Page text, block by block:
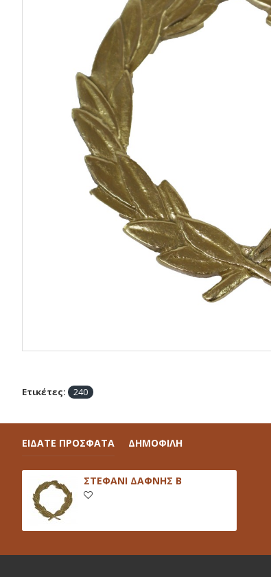
Ετικέτες: 240
ΕΙΔΑΤΕ ΠΡΟΣΦΑΤΑ ΔΗΜΟΦΙΛΗ
ΣΤΕΦΑΝΙ ΔΑΦΝΗΣ Β